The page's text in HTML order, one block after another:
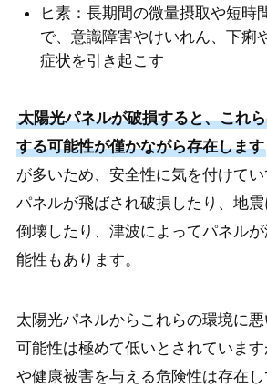
ヒ素：長期間の微量摂取や短時
で、意識障害やけいれん、下痢
症状を引き起こす
太陽光パネルが破損すると、これ
する可能性が僅かながら存在します
が多いため、安全性に気を付けて
パネルが飛ばされ破損したり、地
倒壊したり、津波によってパネル
能性もあります。
太陽光パネルからこれらの環境に
可能性は極めて低いとされていま
や健康被害を与える危険性は存在し